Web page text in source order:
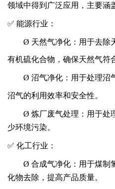
领域中得到广泛应用，主要涵
✅ 能源行业：
Ø 天然气净化：用于去除
有机硫化合物，确保天然气符
Ø 沼气净化：用于处理沼
沼气的利用效率和安全性。
Ø 炼厂废气处理：用于处
少环境污染。
✅ 化工行业：
Ø 合成气净化：用于煤制
化物去除，提高产品质量。